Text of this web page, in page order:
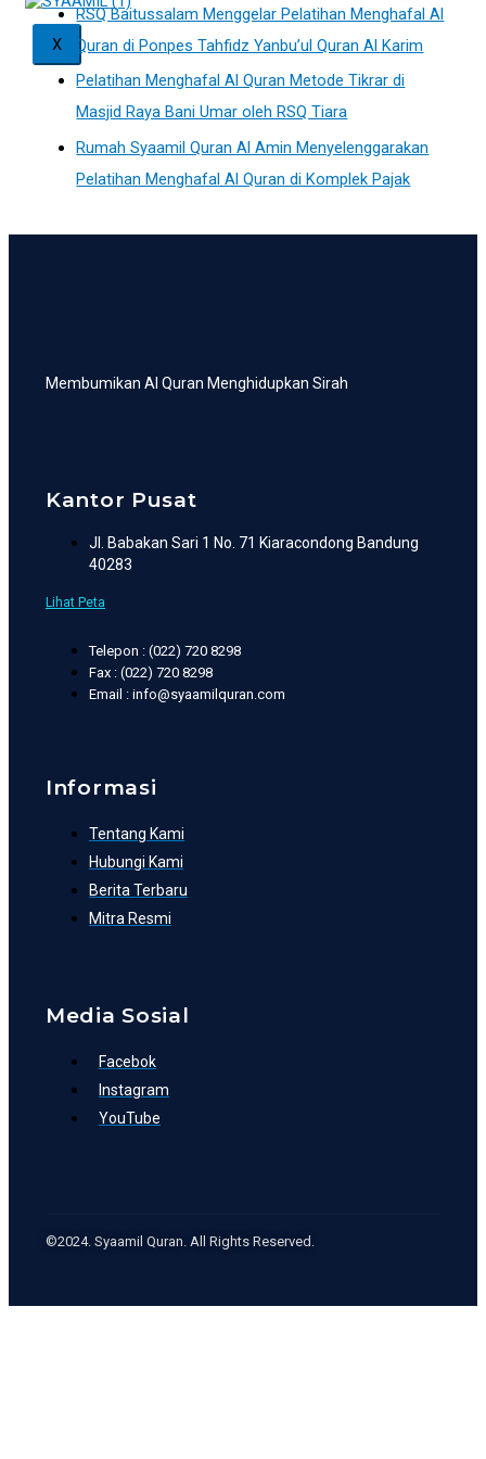
X
RSQ Baitussalam Menggelar Pelatihan Menghafal Al
Quran di Ponpes Tahfidz Yanbu’ul Quran Al Karim
Pelatihan Menghafal Al Quran Metode Tikrar di
Masjid Raya Bani Umar oleh RSQ Tiara
Rumah Syaamil Quran Al Amin Menyelenggarakan
Pelatihan Menghafal Al Quran di Komplek Pajak
Membumikan Al Quran Menghidupkan Sirah
Kantor Pusat
Jl. Babakan Sari 1 No. 71 Kiaracondong Bandung
40283
Lihat Peta
Telepon : (022) 720 8298
Fax : (022) 720 8298
Email : info@syaamilquran.com
Informasi
Tentang Kami
Hubungi Kami
Berita Terbaru
Mitra Resmi
Media Sosial
Facebok
Instagram
YouTube
©2024. Syaamil Quran. All Rights Reserved.